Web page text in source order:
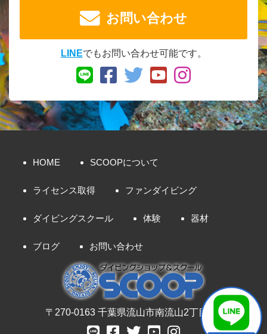
お問い合わせ
LINEでもお問い合わせ可能です。
HOME SCOOPについて
ライセンス取得 ファンダイビング
ダイビングスクール 体験 器材
ブログ お問い合わせ
〒270-0163 千葉県流山市南流山2丁目8-7